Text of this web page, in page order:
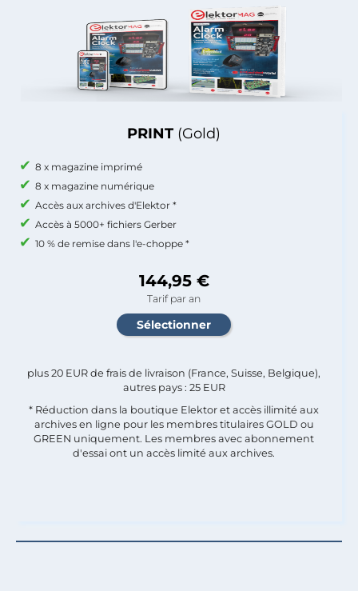
PRINT (Gold)
8 x magazine imprimé
8 x magazine numérique
Accès aux archives d'Elektor *
Accès à 5000+ fichiers Gerber
10 % de remise dans l'e-choppe *
144,95 €
Tarif par an
plus 20 EUR de frais de livraison (France, Suisse, Belgique),
autres pays : 25 EUR
* Réduction dans la boutique Elektor et accès illimité aux
archives en ligne pour les membres titulaires GOLD ou
GREEN uniquement. Les membres avec abonnement
d'essai ont un accès limité aux archives.